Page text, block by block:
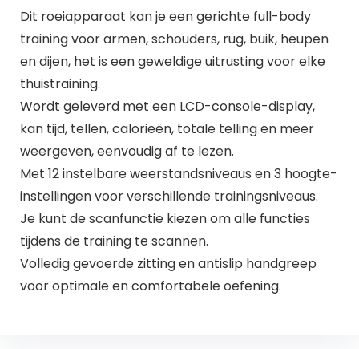
Dit roeiapparaat kan je een gerichte full-body
training voor armen, schouders, rug, buik, heupen
en dijen, het is een geweldige uitrusting voor elke
thuistraining.
Wordt geleverd met een LCD-console-display,
kan tijd, tellen, calorieën, totale telling en meer
weergeven, eenvoudig af te lezen.
Met 12 instelbare weerstandsniveaus en 3 hoogte-
instellingen voor verschillende trainingsniveaus.
Je kunt de scanfunctie kiezen om alle functies
tijdens de training te scannen.
Volledig gevoerde zitting en antislip handgreep
voor optimale en comfortabele oefening.